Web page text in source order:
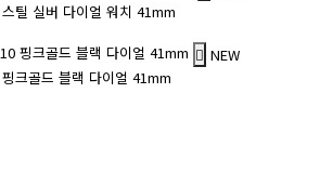
틸 실버 다이얼 워치 41mm
NEW
크골드 블랙 다이얼 41mm